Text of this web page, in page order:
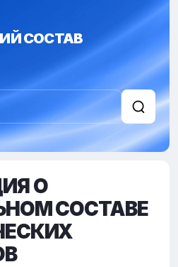
СОСТАВ
О
СОСТАВЕ